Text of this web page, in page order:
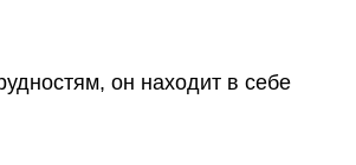
он находит в себе